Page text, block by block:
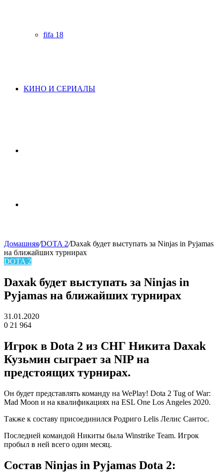
fifa 18
КИНО И СЕРИАЛЫ
skin
Домашняя/DOTA 2/Daxak будет выступать за Ninjas in Pyjamas
на ближайших турнирах
DOTA 2
Daxak будет выступать за Ninjas in
Pyjamas на ближайших турнирах
31.01.2020
0 21 964
Игрок в Dota 2 из СНГ Никита Daxak
Кузьмин сыграет за NIP на
предстоящих турнирах.
Он будет представлять команду на WePlay! Dota 2 Tug of War:
Mad Moon и на квалификациях на ESL One Los Angeles 2020.
Также к составу присоединился Родриго Lelis Лелис Сантос.
Последней командой Никиты была Winstrike Team. Игрок
пробыл в ней всего один месяц.
Состав Ninjas in Pyjamas Dota 2: